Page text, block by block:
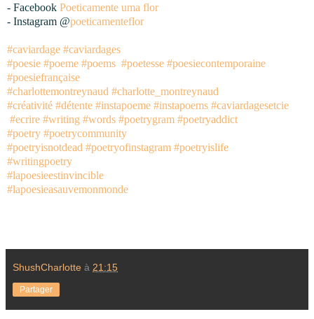
- Facebook Poeticamente uma flor
- Instagram @poeticamenteflor
#caviardage #caviardages
#poesie #poeme #poems #poetesse #poesiecontemporaine
#poesiefrançaise
#charlottemontreynaud #charlotte_montreynaud
#créativité #détente #instapoeme #instapoems #caviardagesetcie
#ecrire #writing #words #poetrygram #poetryaddict
#poetry #poetrycommunity
#poetryisnotdead #poetryofinstagram #poetryislife
#writingpoetry
#lapoesieestinvincible
#lapoesieasauvemonmonde
ShushCharlotte à 21:15
Partager